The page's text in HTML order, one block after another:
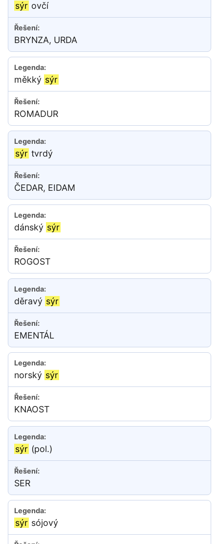
sýr ovčí
BRYNZA, URDA
měkký sýr
ROMADUR
sýr tvrdý
ČEDAR, EIDAM
dánský sýr
ROGOST
děravý sýr
EMENTÁL
norský sýr
KNAOST
sýr (pol.)
SER
sýr sójový